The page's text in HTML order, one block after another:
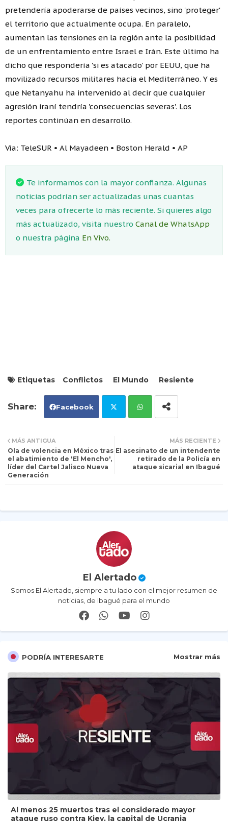
pretendería apoderarse de países vecinos, sino 'proteger'
el territorio que actualmente ocupa. En paralelo,
aumentan las tensiones en la región ante la posibilidad
de un enfrentamiento entre Israel e Irán. Este último ha
dicho que respondería 'si es atacado' por EEUU, que ha
movilizado recursos militares hacia el Mediterráneo. Y es
que Netanyahu ha intervenido al decir que cualquier
agresión iraní tendría 'consecuencias severas'. Los
reportes continúan en desarrollo.
Vía: TeleSUR • Al Mayadeen • Boston Herald • AP
Te informamos con la mayor confianza. Algunas
noticias podrían ser actualizadas unas cuantas
veces para ofrecerte lo más reciente. Si quieres algo
más actualizado, visita nuestro Canal de WhatsApp
o nuestra página En Vivo.
Etiquetas Conflictos El Mundo Resiente
Facebook
itt ats
MÁS RECIENTE
El asesinato de un intendente
retirado de la Policía en
ataque sicarial en Ibagué
MÁS ANTIGUA
Ola de volencia en México tras
el abatimiento de 'El Mencho',
líder del Cartel Jalisco Nueva
Generación
El Alertado
Somos El Alertado, siempre a tu lado con el mejor resumen de
noticias, de Ibagué para el mundo
PODRÍA INTERESARTE Mostrar más
Al menos 25 muertos tras el considerado mayor
ataque ruso contra Kiev, la capital de Ucrania